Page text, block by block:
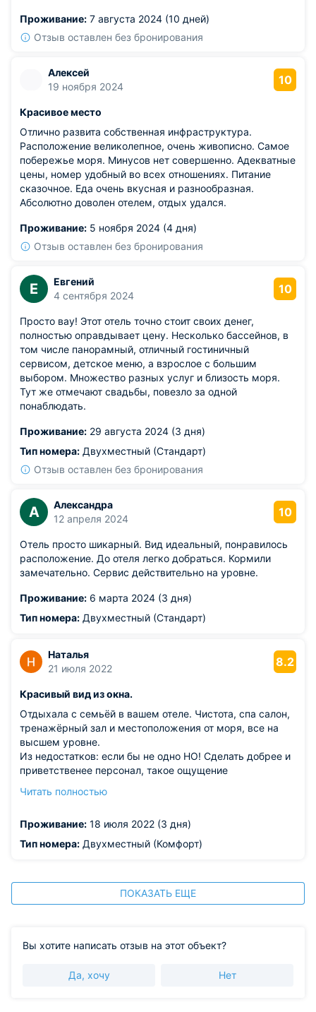
организовываются детские вечеринки. В ресторане
подают хорошие блюда, отлично обслуживают.
Проживание: 7 августа 2024 (10 дней)
Отзыв оставлен без бронирования
Алексей
19 ноября 2024
10
Красивое место
Отлично развита собственная инфраструктура.
Расположение великолепное, очень живописно. Самое
побережье моря. Минусов нет совершенно. Адекватные
цены, номер удобный во всех отношениях. Питание
сказочное. Еда очень вкусная и разнообразная.
Абсолютно доволен отелем, отдых удался.
Проживание: 5 ноября 2024 (4 дня)
Отзыв оставлен без бронирования
Е
Евгений
4 сентября 2024
10
Просто вау! Этот отель точно стоит своих денег,
полностью оправдывает цену. Несколько бассейнов, в
том числе панорамный, отличный гостиничный
сервисом, детское меню, а взрослое с большим
выбором. Множество разных услуг и близость моря.
Тут же отмечают свадьбы, повезло за одной
понаблюдать.
Проживание: 29 августа 2024 (3 дня)
Тип номера: Двухместный (Стандарт)
Отзыв оставлен без бронирования
А
Александра
12 апреля 2024
10
Отель просто шикарный. Вид идеальный, понравилось
расположение. До отеля легко добраться. Кормили
замечательно. Сервис действительно на уровне.
Проживание: 6 марта 2024 (3 дня)
Тип номера: Двухместный (Стандарт)
Наталья
21 июля 2022
8.2
Красивый вид из окна.
Отдыхала с семьёй в вашем отеле. Чистота, спа салон,
тренажёрный зал и местоположения от моря, все на
высшем уровне.
Из недостатков: если бы не одно НО! Сделать добрее и
приветственее персонал, такое ощущение
швецкой линии). Официанты не успевают обновлять
кофейные кружки с тарелками, начинаешь уточнять
про столовый инвентарь-в ответ слышишь, подождите,
которых я проводила свой отдых с таким не
Читать полностью
Проживание: 18 июля 2022 (3 дня)
Тип номера: Двухместный (Комфорт)
ПОКАЗАТЬ ЕЩЕ
Вы хотите написать отзыв на этот объект?
Да, хочу Нет